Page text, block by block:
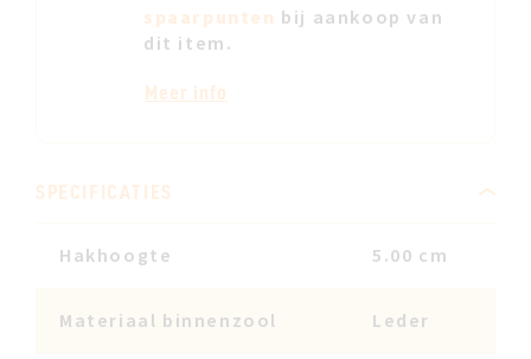
spaarpunten bij aankoop van
dit item.
Meer info
SPECIFICATIES
Hakhoogte 5.00 cm
Materiaal binnenzool Leder